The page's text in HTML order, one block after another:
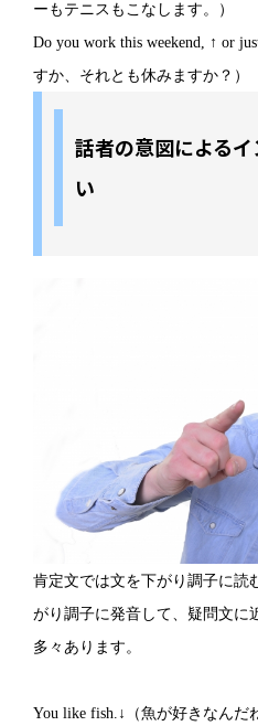
ーもテニスもこなします。）
Do you work this weekend, ↑ or
すか、それとも休みますか？）
話者の意図による
い
肯定文では文を下がり調子に読
がり調子に発音して、疑問文に
多々あります。
You like fish.↓（魚が好きなんだ